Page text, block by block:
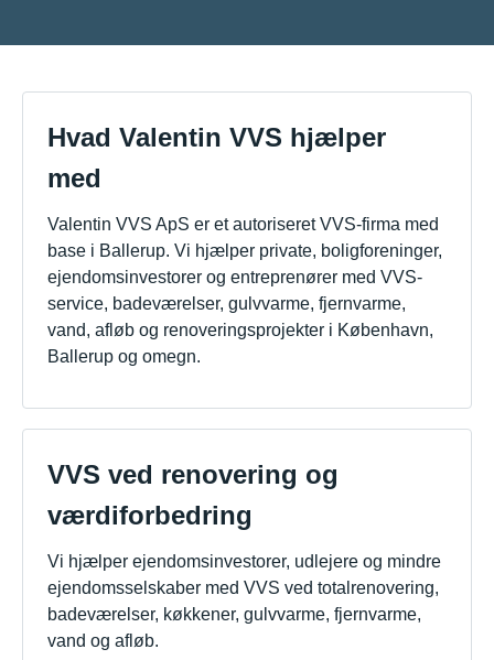
Hvad Valentin VVS hjælper
med
Valentin VVS ApS er et autoriseret VVS-firma med
base i Ballerup. Vi hjælper private, boligforeninger,
ejendomsinvestorer og entreprenører med VVS-
service, badeværelser, gulvvarme, fjernvarme,
vand, afløb og renoveringsprojekter i København,
Ballerup og omegn.
VVS ved renovering og
værdiforbedring
Vi hjælper ejendomsinvestorer, udlejere og mindre
ejendomsselskaber med VVS ved totalrenovering,
badeværelser, køkkener, gulvvarme, fjernvarme,
vand og afløb.